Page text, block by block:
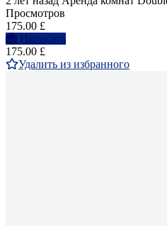
Просмотров
175.00 £
Написать
175.00 £
Удалить из избранного